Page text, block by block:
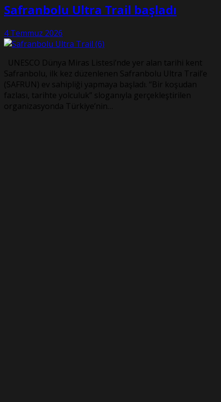
Safranbolu Ultra Trail başladı
4 Temmuz 2026
UNESCO Dünya Miras Listesi’nde yer alan tarihi kent
Safranbolu, ilk kez düzenlenen Safranbolu Ultra Trail’e
(SAFRUN) ev sahipliği yapmaya başladı. “Bir koşudan
fazlası, tarihte yolculuk” sloganıyla gerçekleştirilen
organizasyonda Türkiye’nin…